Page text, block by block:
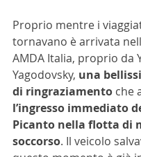
Proprio mentre i
tornavano è arrivata
AMDA Italia, proprio da
Yagodovsky, una
di ringraziamento che
l’ingresso immediato
Picanto nella flotta di
soccorso. Il veicolo